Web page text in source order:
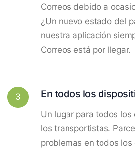
Correos debido a
¿Un nuevo estado del
nuestra aplicación
Correos está por llegar.
3 En todos los
Un lugar para todos los
los transportistas.
problemas en todos